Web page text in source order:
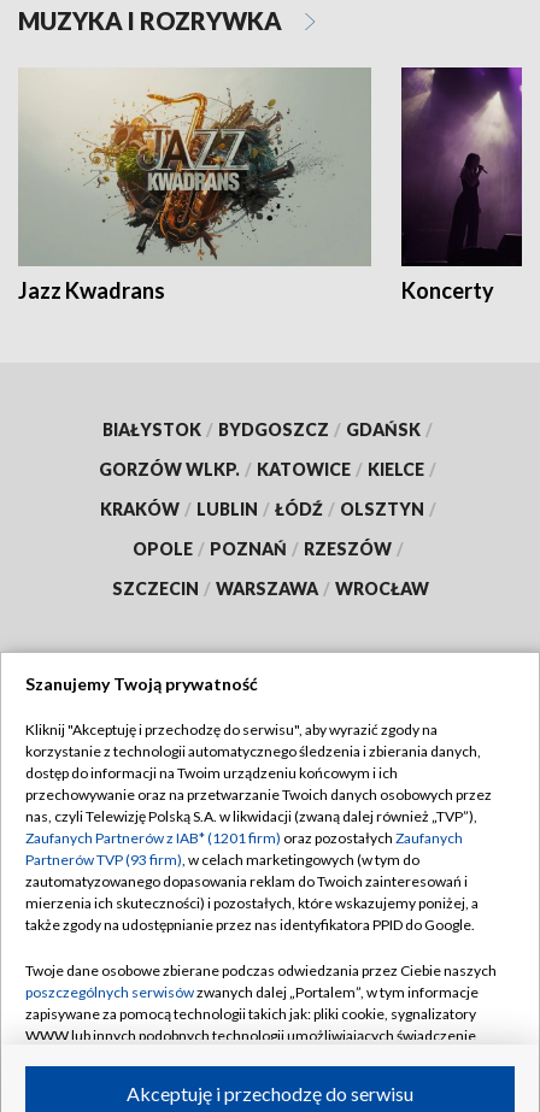
MUZYKA I ROZRYWKA
Jazz Kwadrans Koncerty
BIAŁYSTOK / BYDGOSZCZ / GDAŃSK /
GORZÓW WLKP. / KATOWICE / KIELCE /
KRAKÓW / LUBLIN / ŁÓDŹ / OLSZTYN /
OPOLE / POZNAŃ / RZESZÓW /
SZCZECIN / WARSZAWA / WROCŁAW
TVP
Abonament TVP
Emisja w TVP
Centrum informacji TVP
Naziemna Telewizja Cyfrowa
Rada Programowa
System NOS
Informacje o nadawcy
Program dla prasy
Regulamin TVP
Polityka prywatności
Moje zgody
Pomoc
Kontakt
Kanały
Szanujemy Twoją prywatność
Kliknij "Akceptuję i przechodzę do serwisu", aby wyrazić zgody na
korzystanie z technologii automatycznego śledzenia i zbierania danych,
dostęp do informacji na Twoim urządzeniu końcowym i ich
przechowywanie oraz na przetwarzanie Twoich danych osobowych przez
nas, czyli Telewizję Polską S.A. w likwidacji (zwaną dalej również „TVP”),
Zaufanych Partnerów z IAB* (1201 firm) oraz pozostałych Zaufanych
Partnerów TVP (93 firm), w celach marketingowych (w tym do
zautomatyzowanego dopasowania reklam do Twoich zainteresowań i
mierzenia ich skuteczności) i pozostałych, które wskazujemy poniżej, a
także zgody na udostępnianie przez nas identyfikatora PPID do Google.
Twoje dane osobowe zbierane podczas odwiedzania przez Ciebie naszych
poszczególnych serwisówzwanych dalej „Portalem”, w tym informacje
zapisywane za pomocą technologii takich jak: pliki cookie, sygnalizatory
WWW lub innych podobnych technologii umożliwiających świadczenie
ruchu w Internecie.Akceptuję i przechodzę do serwisu